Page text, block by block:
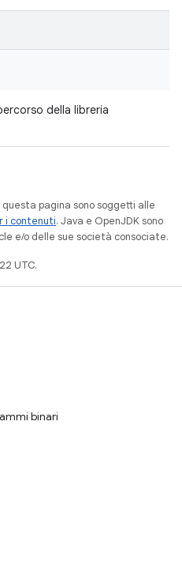
della libreria
pagina sono soggetti alle
i contenuti. Java e OpenJDK sono
e/o delle sue società consociate.
UTC.
binari